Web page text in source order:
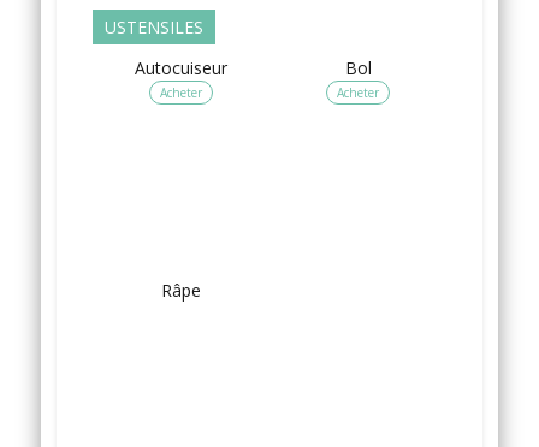
USTENSILES
Autocuiseur
Acheter
Bol
Acheter
Râpe